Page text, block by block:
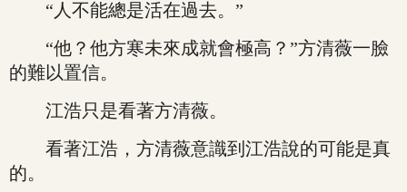
“人不能總是活在過去。”
“他？他方寒未來成就會極高？”方清薇一臉
的難以置信。
江浩只是看著方清薇。
看著江浩，方清薇意識到江浩說的可能是真
的。